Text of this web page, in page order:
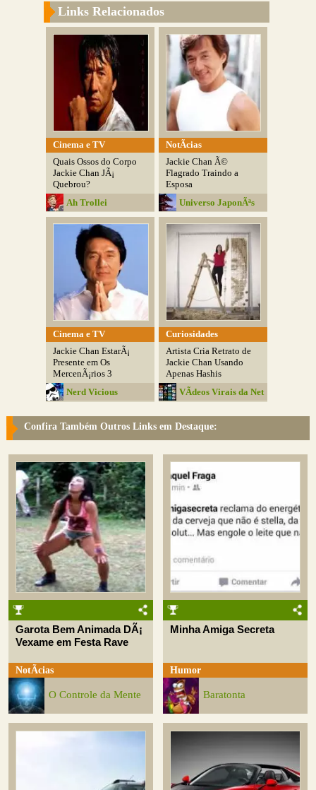
Links Relacionados
Cinema e TV
Quais Ossos do Corpo
Jackie Chan JÃ¡
Quebrou?
Ah Trollei
NotÃ­cias
Jackie Chan Ã©
Flagrado Traindo a
Esposa
Universo JaponÃªs
Cinema e TV
Jackie Chan EstarÃ¡
Presente em Os
MercenÃ¡rios 3
Nerd Vicious
Curiosidades
Artista Cria Retrato de
Jackie Chan Usando
Apenas Hashis
VÃ­deos Virais da Net
Confira Também Outros Links em Destaque:
Garota Bem Animada DÃ¡
Vexame em Festa Rave
NotÃ­cias
O Controle da Mente
Minha Amiga Secreta
Humor
Baratonta